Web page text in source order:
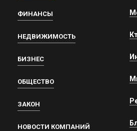
ФИНАНСЫ
НЕДВИЖИМОСТЬ
БИЗНЕС
ОБЩЕСТВО
ЗАКОН
НОВОСТИ КОМПАНИЙ